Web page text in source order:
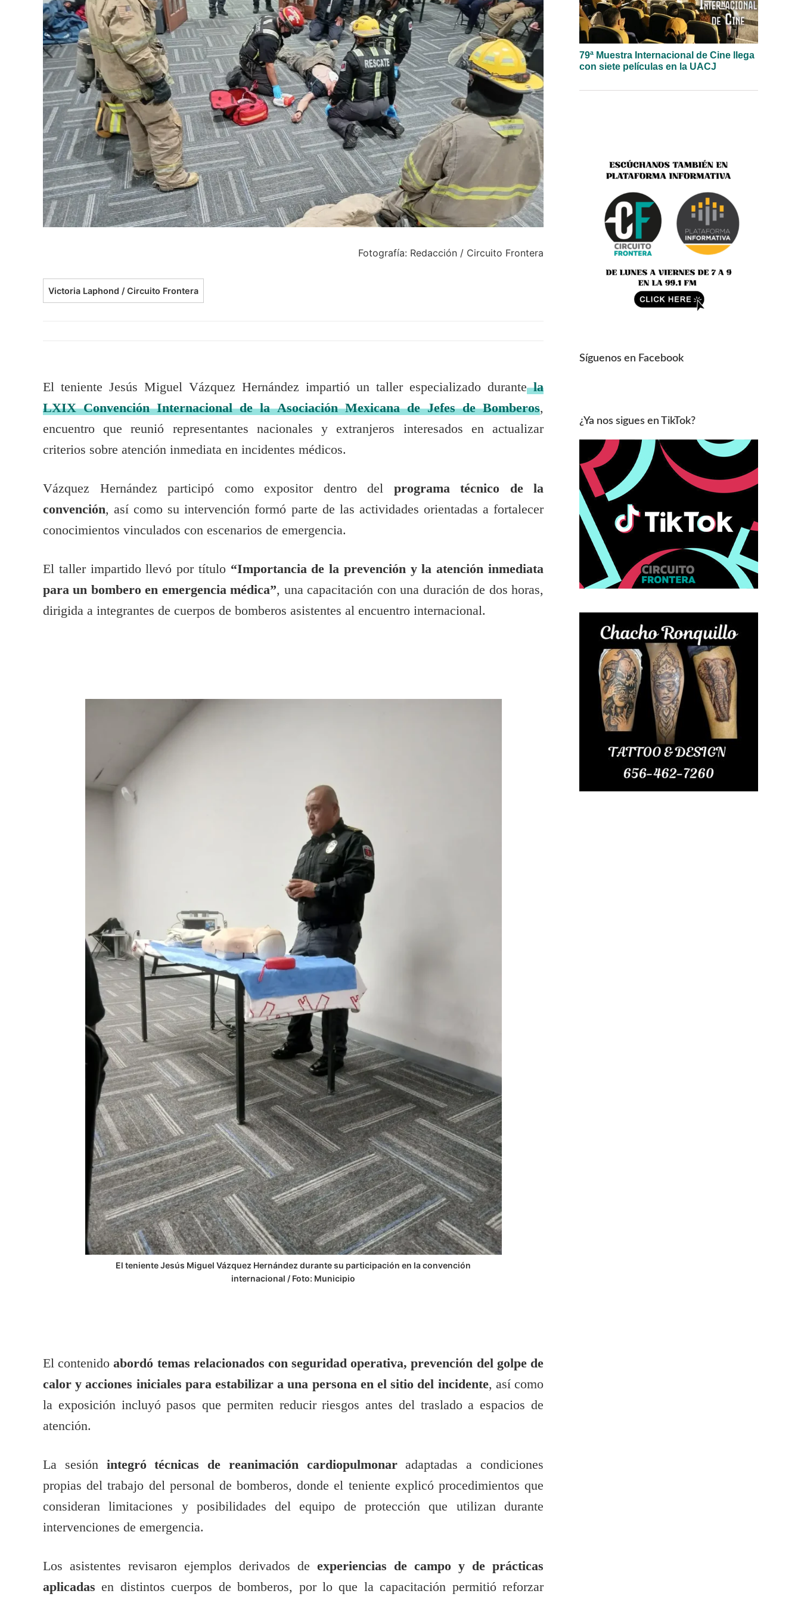
Fotografía: Redacción / Circuito Frontera
Victoria Laphond / Circuito Frontera
El teniente Jesús Miguel Vázquez Hernández impartió un taller especializado durantela
LXIX Convención Internacional de la Asociación Mexicana de Jefes de Bomberos,
encuentro que reunió representantes nacionales y extranjeros interesados en actualizar
criterios sobre atención inmediata en incidentes médicos.
Vázquez Hernández participó como expositor dentro del programa técnico de la
convención, así como su intervención formó parte de las actividades orientadas a fortalecer
conocimientos vinculados con escenarios de emergencia.
El taller impartido llevó por título “Importancia de la prevención y la atención inmediata
para un bombero en emergencia médica”, una capacitación con una duración de dos horas,
dirigida a integrantes de cuerpos de bomberos asistentes al encuentro internacional.
El teniente Jesús Miguel Vázquez Hernández durante su participación en la convención
internacional / Foto: Municipio
El contenidoabordó temas relacionados con seguridad operativa, prevención del golpe de
calor y acciones iniciales para estabilizar a una persona en el sitio del incidente, así como
la exposición incluyó pasos que permiten reducir riesgos antes del traslado a espacios de
atención.
La sesión integró técnicas de reanimación cardiopulmonaradaptadas a condiciones
propias del trabajo del personal de bomberos, donde el teniente explicó procedimientos que
consideran limitaciones y posibilidades del equipo de protección que utilizan durante
intervenciones de emergencia.
Los asistentes revisaron ejemplos derivados de experiencias de campo y de prácticas
aplicadasen distintos cuerpos de bomberos, por lo que la capacitación permitió reforzar
79ª Muestra Internacional de Cine llega
con siete películas en la UACJ
Síguenos en Facebook
¿Ya nos sigues en TikTok?